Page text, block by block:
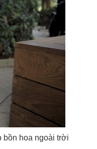
bồn hoa ngoài trời